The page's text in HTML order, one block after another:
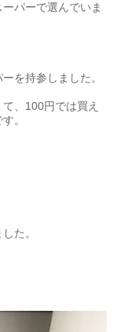
パーで選んでいま
を持参しました。
、100円では買え
。
た。